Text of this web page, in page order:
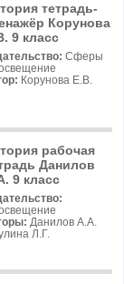
тетрадь-
Корунова
9 класс
Сферы
Корунова Е.В.
рабочая
Данилов
9 класс
Данилов А.А.
Л.Г.